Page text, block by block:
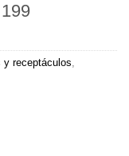
y receptáculos,